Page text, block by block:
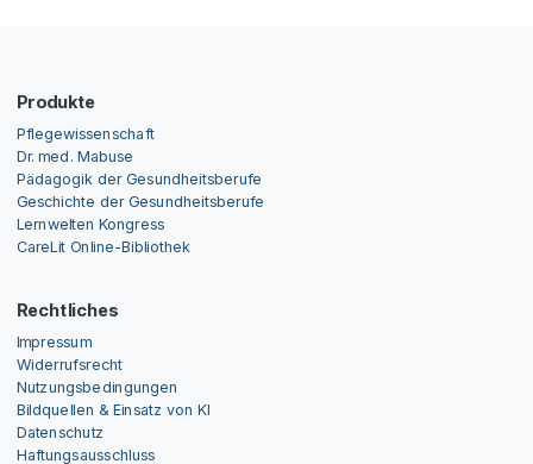
Produkte
Pflegewissenschaft
Dr. med. Mabuse
Pädagogik der Gesundheitsberufe
Geschichte der Gesundheitsberufe
Lernwelten Kongress
CareLit Online-Bibliothek
Rechtliches
Impressum
Widerrufsrecht
Nutzungsbedingungen
Bildquellen & Einsatz von KI
Datenschutz
Haftungsausschluss